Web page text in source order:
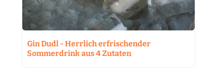
Gin Dudl - Herrlich erfrischender
Sommerdrink aus 4 Zutaten